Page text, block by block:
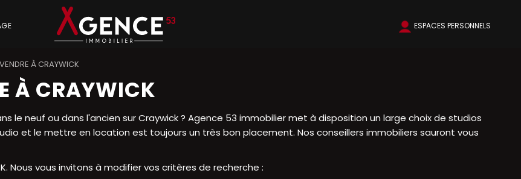
ESPACES PERSONNELS
À CRAYWICK
À CRAYWICK
le neuf ou dans l'ancien sur Craywick ? Agence 53 immobilier met à disposition un large choix de studios
et le mettre en location est toujours un très bon placement. Nos conseillers immobiliers sauront vous
Nous vous invitons à modifier vos critères de recherche :